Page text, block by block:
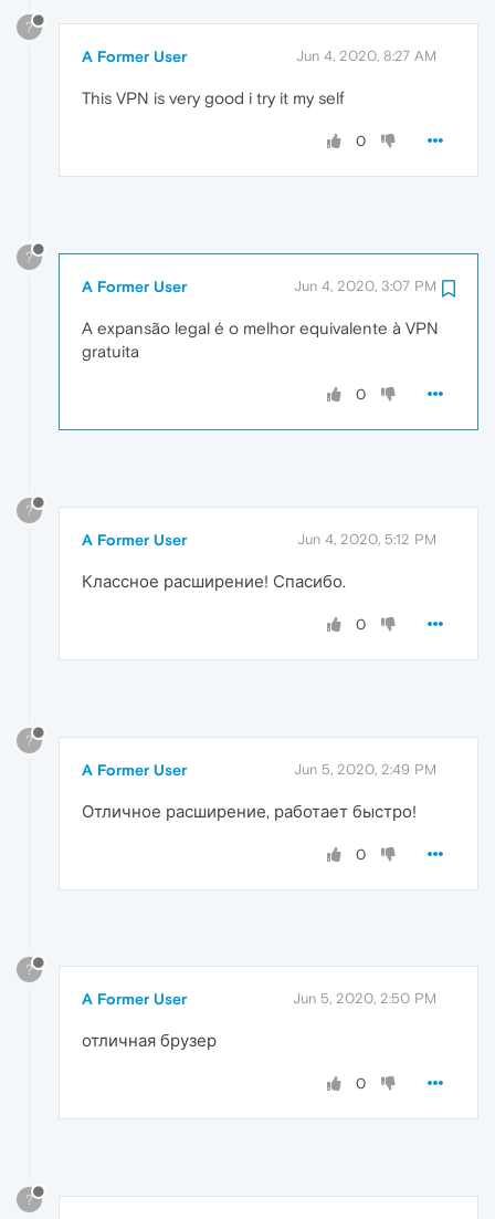
?
A Former User Jun 4, 2020, 8:27 AM
This VPN is very good i try it my self
0
?
A Former User Jun 4, 2020, 3:07 PM
A expansão legal é o melhor equivalente à VPN
gratuita
0
?
A Former User Jun 4, 2020, 5:12 PM
Классное расширение! Спасибо.
0
?
A Former User Jun 5, 2020, 2:49 PM
Отличное расширение, работает быстро!
0
?
A Former User Jun 5, 2020, 2:50 PM
отличная брузер
0
?